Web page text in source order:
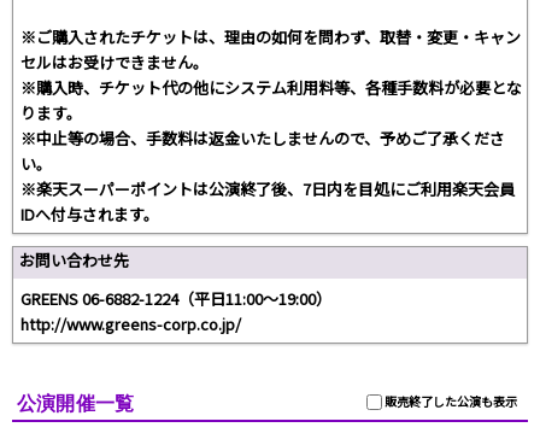
※ご購入されたチケットは、理由の如何を問わず、取替・変更・キャン
セルはお受けできません。
※購入時、チケット代の他にシステム利用料等、各種手数料が必要とな
ります。
※中止等の場合、手数料は返金いたしませんので、予めご了承くださ
い。
※楽天スーパーポイントは公演終了後、7日内を目処にご利用楽天会員
IDへ付与されます。
お問い合わせ先
GREENS 06-6882-1224（平日11:00～19:00）
http://www.greens-corp.co.jp/
販売終了した公演も表示
公演開催一覧